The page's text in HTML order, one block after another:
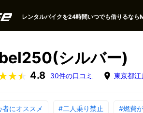
レンタルバイクを24時間いつでも借りるな
シルバー)
4.8 30件の口コミ 東京都江
者にオススメ #二人乗り禁止 #燃費